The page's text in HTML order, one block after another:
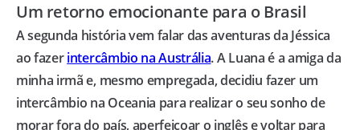
Um retorno emocionante para o Brasil
A segunda história vem falar das aventuras da Jéssica
ao fazerintercâmbio na Austrália. A Luana é a amiga da
minha irmã e, mesmo empregada, decidiu fazer um
intercâmbio na Oceania para realizar o seu sonho de
morar fora do país, aperfeiçoar o inglês e voltar para